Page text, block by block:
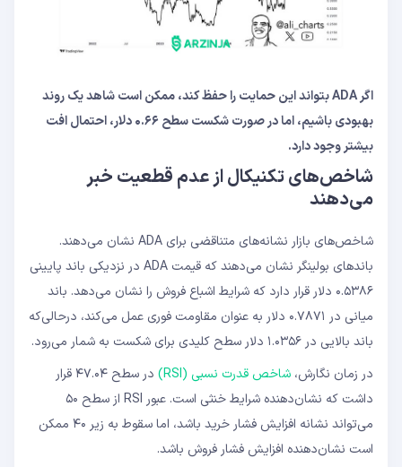
اگرADA
بتواند این حمایت را حفظ کند، ممکن است شاهد یک روند
بهبودی باشیم، اما در صورت شکست سطح ۰.۶۶دلار، احتمال افت
بیشتر وجود دارد.
شاخص‌های تکنیکال از عدم قطعیت خبر
می‌دهند
شاخص‌های بازار نشانه‌های متناقضی برای ADA نشان می‌دهند.
باندهای بولینگر نشان می‌دهند که قیمت ADA در نزدیکی باند پایینی
۰.۵۳۸۶ دلار قرار دارد که شرایط اشباع فروش را نشان می‌دهد. باند
میانی در ۰.۷۸۷۱ دلار به عنوان مقاومت فوری عمل می‌کند، درحالی‌که
باند بالایی در ۱.۰۳۵۶ دلار سطح کلیدی برای شکست به شمار می‌رود.
در زمان نگارش، شاخص قدرت نسبی (RSI)
در سطح ۴۷.۰۴ قرار
داشت که نشان‌دهنده شرایط خنثی است. عبور RSI از سطح ۵۰
می‌تواند نشانه افزایش فشار خرید باشد، اما سقوط به زیر ۴۰ ممکن
است نشان‌دهنده افزایش فشار فروش باشد.